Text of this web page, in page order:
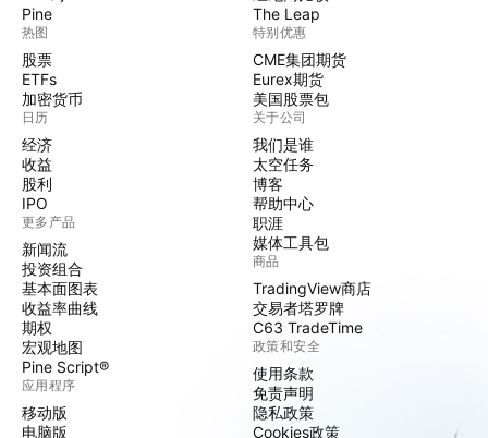
Pine
热图
股票
ETFs
加密货币
日历
经济
收益
股利
IPO
更多产品
新闻流
投资组合
基本面图表
收益率曲线
期权
宏观地图
Pine Script®
应用程序
移动版
电脑版
The Leap
特别优惠
CME集团期货
Eurex期货
美国股票包
关于公司
我们是谁
太空任务
博客
帮助中心
职涯
媒体工具包
商品
TradingView商店
交易者塔罗牌
C63 TradeTime
政策和安全
使用条款
免责声明
隐私政策
Cookies政策